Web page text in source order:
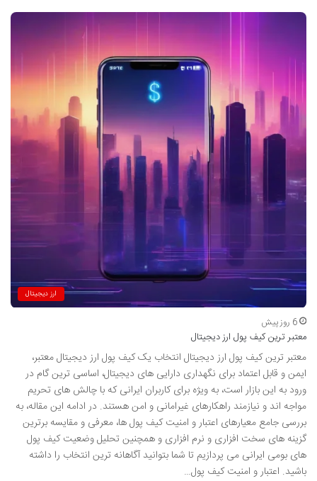
ارز دیجیتال
6 روز پیش
معتبر ترین کیف پول ارز دیجیتال
معتبر ترین کیف پول ارز دیجیتال انتخاب یک کیف پول ارز دیجیتال معتبر،
ایمن و قابل اعتماد برای نگهداری دارایی های دیجیتال، اساسی ترین گام در
ورود به این بازار است، به ویژه برای کاربران ایرانی که با چالش های تحریم
مواجه اند و نیازمند راهکارهای غیرامانی و امن هستند. در ادامه این مقاله، به
بررسی جامع معیارهای اعتبار و امنیت کیف پول ها، معرفی و مقایسه برترین
گزینه های سخت افزاری و نرم افزاری و همچنین تحلیل وضعیت کیف پول
های بومی ایرانی می پردازیم تا شما بتوانید آگاهانه ترین انتخاب را داشته
باشید. اعتبار و امنیت کیف پول…